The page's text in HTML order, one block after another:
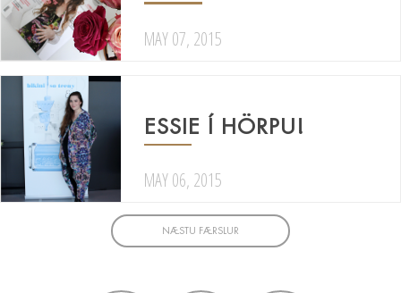
MAY 07, 2015
ESSIE Í HÖRPU!
MAY 06, 2015
NÆSTU FÆRSLUR